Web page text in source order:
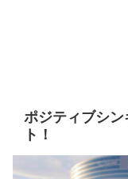
ポジティブシ
ト！